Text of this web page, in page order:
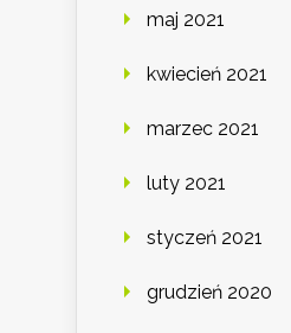
maj 2021
kwiecień 2021
marzec 2021
luty 2021
styczeń 2021
grudzień 2020